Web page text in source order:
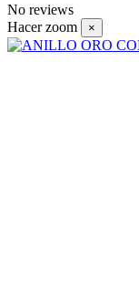
No reviews
Hacer zoom
×